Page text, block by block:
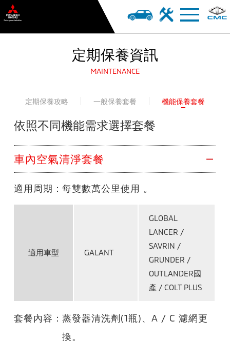
定期保養資訊
MAINTENANCE
定期保養攻略 一般保養套餐 機能保養套餐
依照不同機能需求選擇套餐
車內空氣清淨套餐
適用周期：每雙數萬公里使用 。
適用車型 GALANT
GLOBAL
LANCER /
SAVRIN /
GRUNDER /
OUTLANDER國
產 / COLT PLUS
套餐內容：蒸發器清洗劑(1瓶)、A / C 濾網更
換。